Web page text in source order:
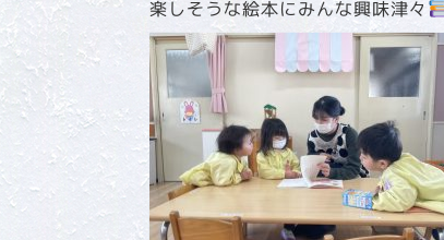
楽しそうな絵本にみんな興味津々